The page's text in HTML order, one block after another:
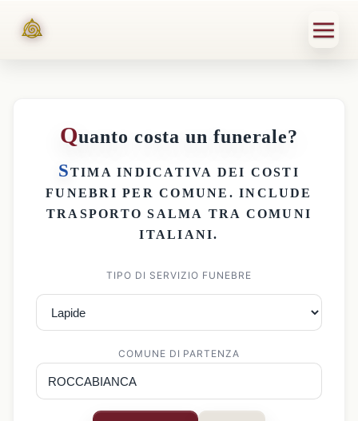
Quanto costa un funerale?
STIMA INDICATIVA DEI COSTI
FUNEBRI PER COMUNE . INCLUDE
TRASPORTO SALMA TRA COMUNI
ITALIANI.
TIPO DI SERVIZIO FUNEBRE
COMUNE DI PARTENZA